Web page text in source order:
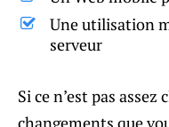
Une utilisation
serveur
Si ce n’est pas assez